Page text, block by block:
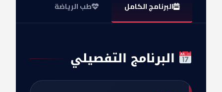
البرنامج الكامل طب الرياضة
البرنامج التفصيلي